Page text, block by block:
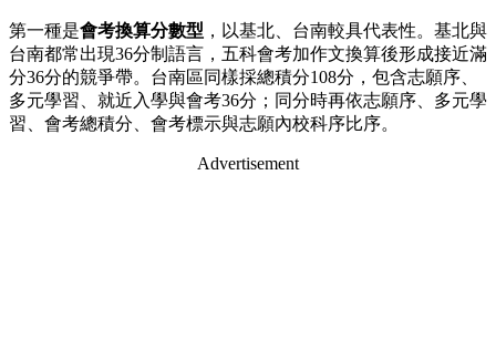
第一種是會考換算分數型 ，以基北、台南較具代表性。基北與
台南都常出現36分制語言，五科會考加作文換算後形成接近滿
分36分的競爭帶。台南區同樣採總積分108分，包含志願序、
多元學習、就近入學與會考36分；同分時再依志願序、多元學
習、會考總積分、會考標示與志願內校科序比序。
Advertisement